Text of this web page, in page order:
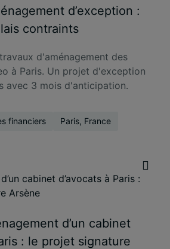
d’exception :
contraints
d'aménagement des
à Paris. Un projet d'exception
avec 3 mois d'anticipation.
financiers
Paris, France
d’un cabinet
: le projet signature